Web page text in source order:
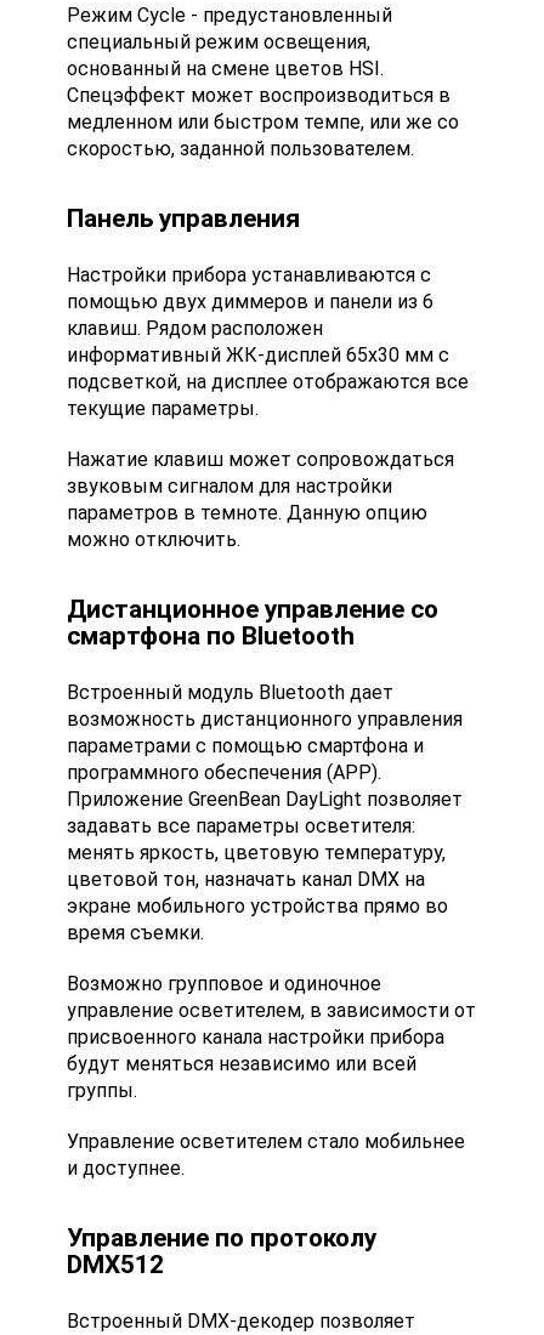
Режим Cycle - предустановленный
специальный режим освещения,
основанный на смене цветов HSI.
Спецэффект может воспроизводиться в
медленном или быстром темпе, или же со
скоростью, заданной пользователем.
Панель управления
Настройки прибора устанавливаются с
помощью двух диммеров и панели из 6
клавиш. Рядом расположен
информативный ЖК-дисплей 65х30 мм с
подсветкой, на дисплее отображаются все
текущие параметры.
Нажатие клавиш может сопровождаться
звуковым сигналом для настройки
параметров в темноте. Данную опцию
можно отключить.
Дистанционное управление со
смартфона по Bluetooth
Встроенный модуль Bluetooth дает
возможность дистанционного управления
параметрами с помощью смартфона и
программного обеспечения (APP).
Приложение GreenBean DayLight позволяет
задавать все параметры осветителя:
менять яркость, цветовую температуру,
цветовой тон, назначать канал DMX на
экране мобильного устройства прямо во
время съемки.
Возможно групповое и одиночное
управление осветителем, в зависимости от
присвоенного канала настройки прибора
будут меняться независимо или всей
группы.
Управление осветителем стало мобильнее
и доступнее.
Управление по протоколу
DMX512
Встроенный DMX-декодер позволяет